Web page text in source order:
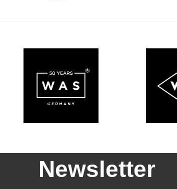
Newsletter